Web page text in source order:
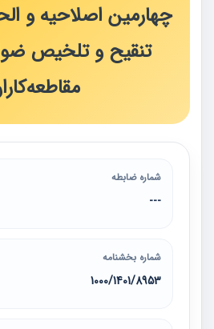
چهارمین اصلاحیه و
تنقیح و تلخیص
شماره ضابطه
---
شماره بخشنامه
8953/‏1401/‏1000